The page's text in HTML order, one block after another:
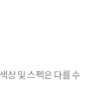
상 및 스펙은 다를 수